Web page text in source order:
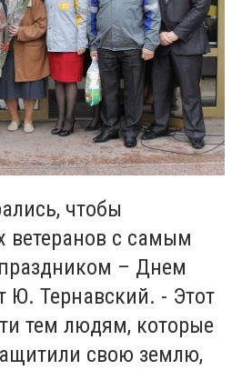
чтобы
ветеранов с самым
– Днем
Ю. Тернавский. - Этот
тем людям, которые
свою землю,